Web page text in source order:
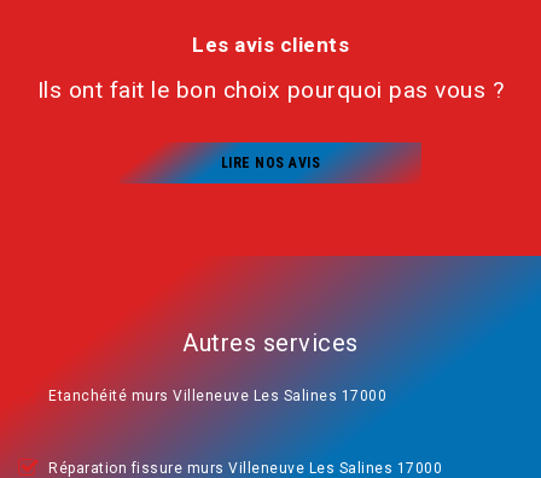
Les avis clients
Ils ont fait le bon choix pourquoi pas vous ?
LIRE NOS AVIS
Autres services
Etanchéité murs Villeneuve Les Salines 17000
Réparation fissure murs Villeneuve Les Salines 17000